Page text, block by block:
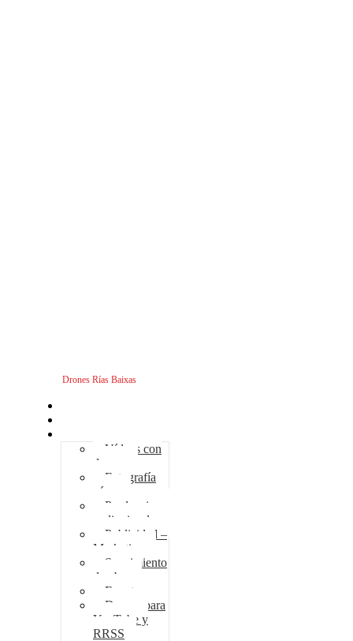
Drones Rías Baixas
Vídeos con
drones
Fotografía
aérea
Producciones
audiovisuales
Publicidad –
Marketing
Seguimiento
de obra
Eventos
Drones para
YouTube y
RRSS